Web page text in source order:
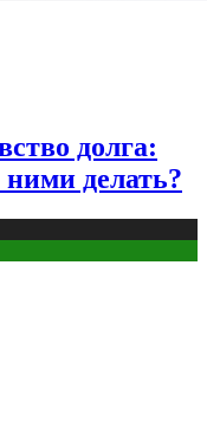
долга:
делать?